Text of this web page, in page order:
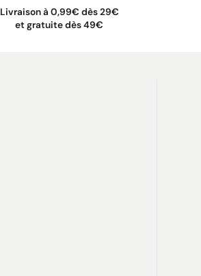
Livraison à 0,99€ dès 29€
et gratuite dès 49€